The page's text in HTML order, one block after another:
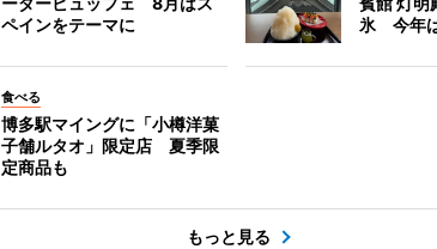
ペインをテーマに
氷 今年
食べる
博多駅マイングに「小樽洋菓
子舗ルタオ」限定店 夏季限
定商品も
もっと見る